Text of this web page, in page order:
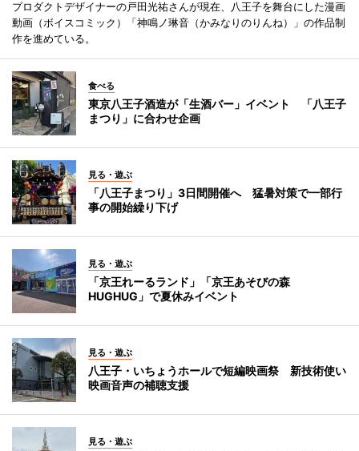
プロダクトデザイナーの戸田光祐さんが現在、八王子を舞台にした漫画
動画（ボイスコミック）「神鳴ノ琳音（かみなりのりんね）」の作品制
作を進めている。
食べる
東京八王子酒造が「生酒バー」イベント 「八王子
まつり」に合わせ企画
見る・遊ぶ
「八王子まつり」3日間開催へ 猛暑対策で一部行
事の開始繰り下げ
見る・遊ぶ
「京王れーるランド」「京王あそびの森
HUGHUG」で夏休みイベント
見る・遊ぶ
八王子・いちょうホールで短編映画祭 新技術使い
映画音声の補聴支援
見る・遊ぶ